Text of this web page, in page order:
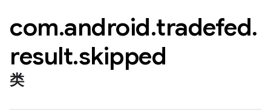
com.android.tradefed.
result.skipped
类